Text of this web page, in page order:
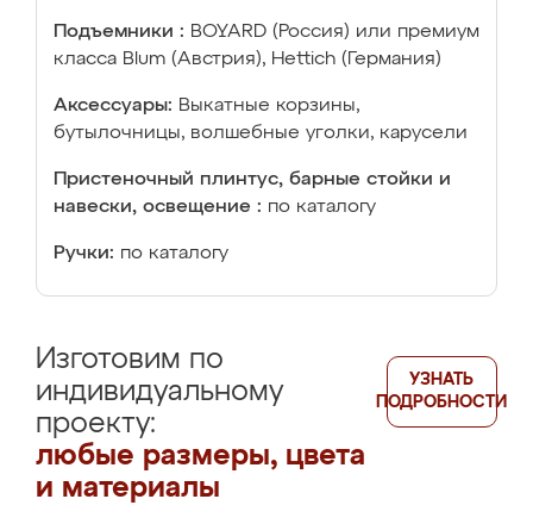
Подъемники : BOYARD (Россия) или премиум
класса Blum (Австрия), Hettich (Германия)
Аксессуары: Выкатные корзины,
бутылочницы, волшебные уголки, карусели
Пристеночный плинтус, барные стойки и
навески, освещение : по каталогу
Ручки: по каталогу
Изготовим по
индивидуальному
проекту:
любые размеры, цвета
и материалы
УЗНАТЬ
ПОДРОБНОСТИ